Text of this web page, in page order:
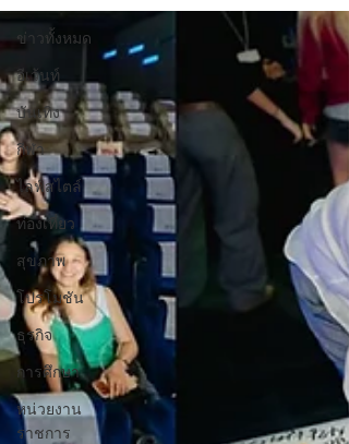
ข่าวทั้งหมด
อีเว้นท์
บันเทิง
กีฬา
ไลฟ์สไตล์
ท่องเที่ยว
สุขภาพ
โปรโมชัน
ธุรกิจ
การศึกษา
หน่วยงาน
ราชการ